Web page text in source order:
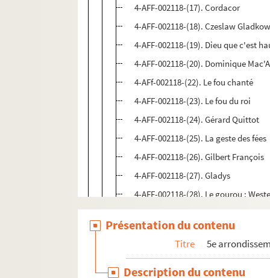
4-AFF-002118-(17). Cordacor
4-AFF-002118-(18). Czeslaw
4-AFF-002118-(19). Dieu que c'est
4-AFF-002118-(20). Dominique
4-AFf-002118-(22). Le fou chanté
4-AFF-002118-(23). Le fou du roi
4-AFF-002118-(24). Gérard Quittot
4-AFF-002118-(25). La geste des fées
4-AFF-002118-(26). Gilbert François
4-AFF-002118-(27). Gladys
4-AFF-002118-(28). Le gourou ;
4-AFF-002118. Le grand Méliès
4-AFF-002118-(30). Grand'mère
4-AFF-002118-(31). Hector Malamud
4-AFF-002118-(32). Higelin
Présentation du contenu
Titre 5e
Description du contenu